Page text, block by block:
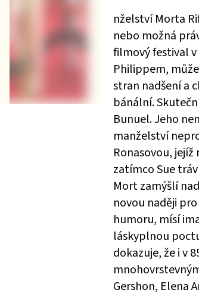
nželství Morta
nebo možná
filmový festival v
Philippem,
stran nadšení a
bánální.
Bunuel. Jeho
manželství
Ronasovou,
zatímco Sue
Mort zamýšlí
novou naději
humoru, mísí
láskyplnou
dokazuje, že i v
Gershon, Elena